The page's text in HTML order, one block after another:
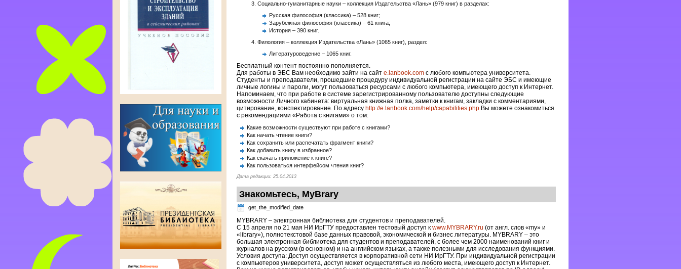
Социально-гуманитарные науки – коллекция Издательства «Лань» (979 книг) в разделах:
Русская философия (классика) – 528 книг;
Зарубежная философия (классика) – 61 книга;
История – 390 книг.
Филология – коллекция Издательства «Лань» (1065 книг), раздел:
Литературоведение – 1065 книг.
Бесплатный контент постоянно пополняется.
Для работы в ЭБС Вам необходимо зайти на сайт e.lanbook.com с любого компьютера университета.
Студенты и преподаватели, прошедшие процедуру индивидуальной регистрации на сайте ЭБС и имеющие
личные логины и пароли, могут пользоваться ресурсами с любого компьютера, имеющего доступ к Интернет.
Напоминаем, что при работе в системе зарегистрированному пользователю доступны следующие
возможности Личного кабинета: виртуальная книжная полка, заметки к книгам, закладки с комментариями,
цитирование, конспектирование. По адресу http://e.lanbook.com/help/capabilities.php Вы можете ознакомиться
с рекомендациями «Работа с книгами» о том:
Какие возможности существуют при работе с книгами?
Как начать чтение книги?
Как сохранить или распечатать фрагмент книги?
Как добавить книгу в избранное?
Как скачать приложение к книге?
Как пользоваться интерфейсом чтения книг?
Дата редакции: 25.04.2013
Знакомьтесь, MyBrary
get_the_modified_date
MYBRARY – электронная библиотека для студентов и преподавателей.
С 15 апреля по 21 мая НИ ИрГТУ предоставлен тестовый доступ к www.MYBRARY.ru (от англ. слов «my» и
«library»), полнотекстовой базе данных правовой, экономической и бизнес литературы. MYBRARY – это
большая электронная библиотека для студентов и преподавателей, с более чем 2000 наименований книг и
журналов на русском (в основном) и на английском языках, а также полезными для исследования функциями.
Условия доступа: Доступ осуществляется в корпоративной сети НИ ИрГТУ. При индивидуальной регистрации
с компьютеров университета, доступ может осуществляться из любого места, имеющего доступ к Интернет.